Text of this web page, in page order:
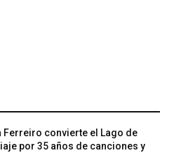
Ferreiro convierte el Lago de
por 35 años de canciones y